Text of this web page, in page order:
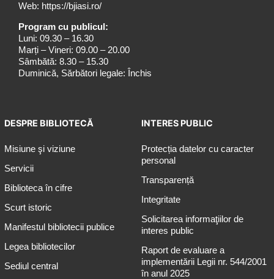
Web: https://bjiasi.ro/
Program cu publicul:
Luni: 09.30 – 16.30
Marți – Vineri: 09.00 – 20.00
Sâmbătă: 8.30 – 15.30
Duminică, Sărbători legale: Închis
DESPRE BIBLIOTECĂ
Misiune şi viziune
Servicii
Biblioteca în cifre
Scurt istoric
Manifestul bibliotecii publice
Legea bibliotecilor
Sediul central
INTERES PUBLIC
Protecția datelor cu caracter
personal
Transparență
Integritate
Solicitarea informaţiilor de
interes public
Raport de evaluare a
implementării Legii nr. 544/2001
în anul 2025